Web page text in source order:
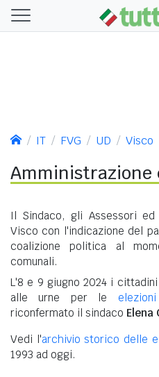
IT FVG UD Visco
Amministrazione
Il Sindaco, gli Assessori
Visco con l'indicazione del
coalizione politica al
comunali.
L'8 e 9 giugno 2024 i
alle urne per le
riconfermato il sindaco Elena
Vedi l'archivio storico delle
1993 ad oggi.